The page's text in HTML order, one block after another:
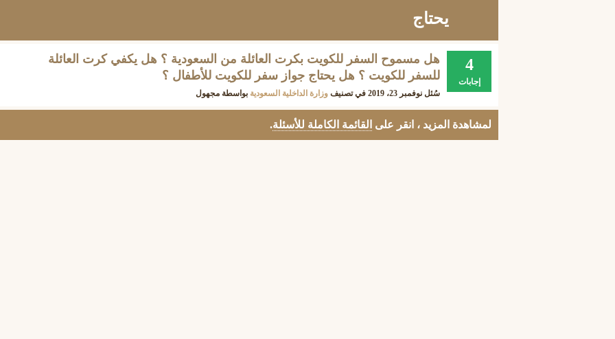
يحتاج
4
إجابات
هل مسموح السفر للكويت بكرت العائلة من السعودية ؟ هل يكفي كرت العائلة
للسفر للكويت ؟ هل يحتاج جواز سفر للكويت للأطفال ؟
سُئل نوفمبر 23، 2019 في تصنيف وزارة الداخلية السعودية بواسطة مجهول
لمشاهدة المزيد ، انقر على القائمة الكاملة للأسئلة.